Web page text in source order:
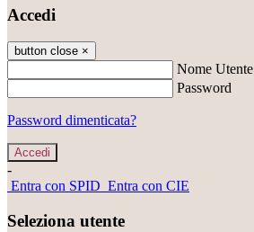
Accedi
button close ×
Nome Utente
Password
Password dimenticata?
-
Entra con SPID Entra con CIE
Seleziona utente